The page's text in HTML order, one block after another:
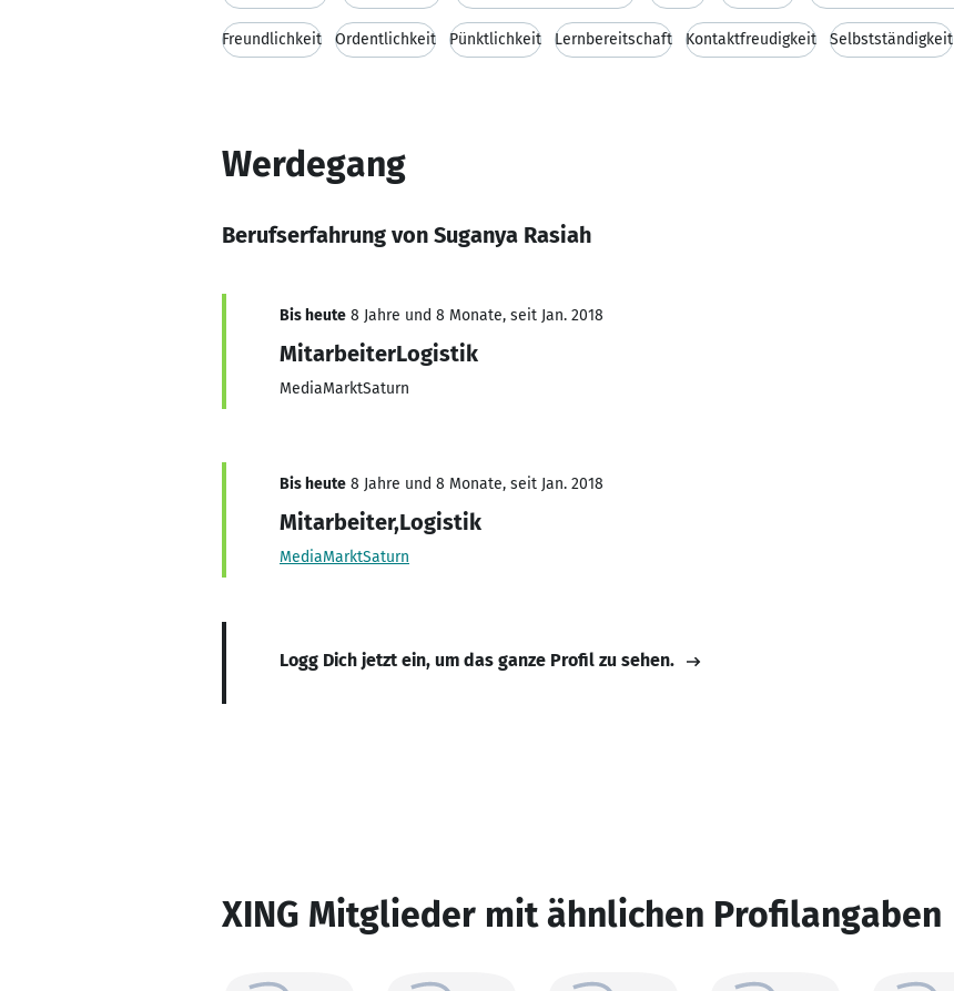
Freundlichkeit Ordentlichkeit Pünktlichkeit Lernbereitschaft Kontaktfreudigkeit Selbstständigkeit
Werdegang
Berufserfahrung von Suganya Rasiah
Bis heute 8 Jahre und 8 Monate, seit Jan. 2018
MitarbeiterLogistik
MediaMarktSaturn
Bis heute 8 Jahre und 8 Monate, seit Jan. 2018
Mitarbeiter,Logistik
MediaMarktSaturn
Logg Dich jetzt ein, um das ganze Profil zu sehen.
XING Mitglieder mit ähnlichen Profilangaben